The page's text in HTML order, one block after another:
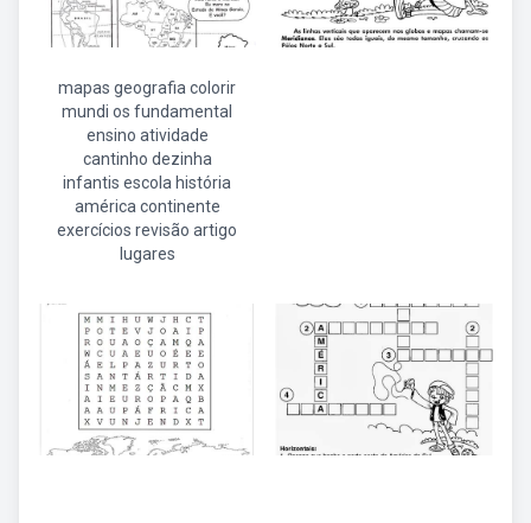
mapas geografia colorir
mundi os fundamental
ensino atividade
cantinho dezinha
infantis escola história
américa continente
exercícios revisão artigo
lugares